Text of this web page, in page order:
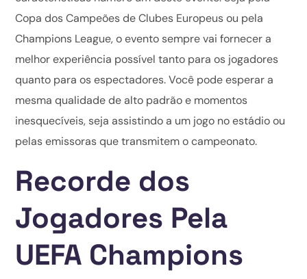
Copa dos Campeões de Clubes Europeus ou pela
Champions League, o evento sempre vai fornecer a
melhor experiência possível tanto para os jogadores
quanto para os espectadores. Você pode esperar a
mesma qualidade de alto padrão e momentos
inesquecíveis, seja assistindo a um jogo no estádio ou
pelas emissoras que transmitem o campeonato.
Recorde dos
Jogadores Pela
UEFA Champions